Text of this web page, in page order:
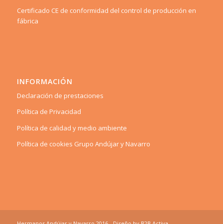
Certificado CE de conformidad del control de producción en
fábrica
INFORMACIÓN
Declaración de prestaciones
Política de Privacidad
Política de calidad y medio ambiente
Política de cookies Grupo Andújar y Navarro